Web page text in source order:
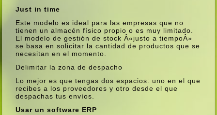
Just in time
Este modelo es ideal para las empresas que no
tienen un almacén fí­sico propio o es muy limitado.
El modelo de gestión de stock Â«justo a tiempoÂ»
se basa en solicitar la cantidad de productos que se
necesitan en el momento.
Delimitar la zona de despacho
Lo mejor es que tengas dos espacios: uno en el que
recibes a los proveedores y otro desde el que
despachas tus enví­os.
Usar un software ERP